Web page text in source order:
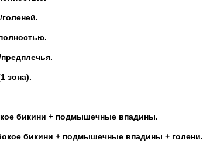
зона).
бикини + подмышечные впадины.
бикини + подмышечные впадины + голени.